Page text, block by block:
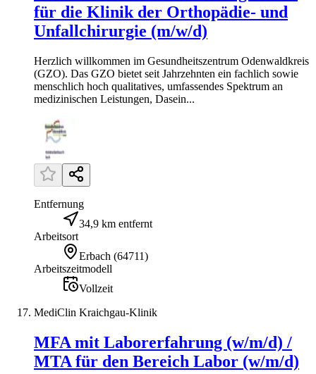
für die Klinik der Orthopädie- und
Unfallchirurgie (m/w/d)
Herzlich willkommen im Gesundheitszentrum Odenwaldkreis
(GZO). Das GZO bietet seit Jahrzehnten ein fachlich sowie
menschlich hoch qualitatives, umfassendes Spektrum an
medizinischen Leistungen, Dasein...
Entfernung
34,9 km entfernt
Arbeitsort
Erbach (64711)
Arbeitszeitmodell
Vollzeit
MediClin Kraichgau-Klinik
MFA mit Laborerfahrung (w/m/d) /
MTA für den Bereich Labor (w/m/d)